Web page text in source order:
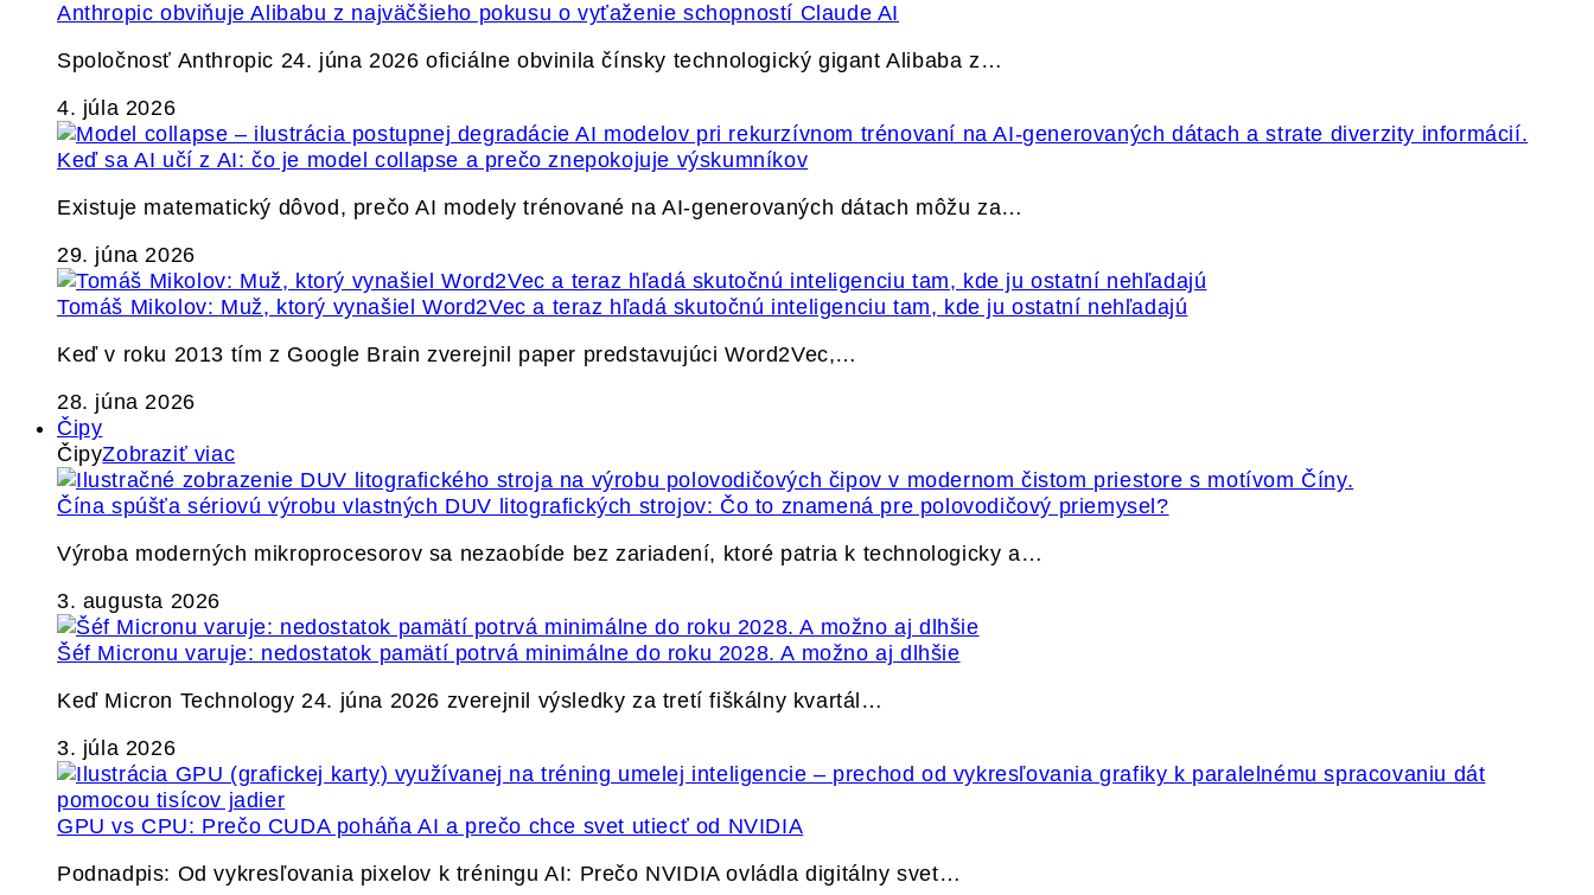
Anthropic obviňuje Alibabu z najväčšieho pokusu o vyťaženie schopností Claude AI
Spoločnosť Anthropic 24. júna 2026 oficiálne obvinila čínsky technologický gigant Alibaba z…
4. júla 2026
Keď sa AI učí z AI: čo je model collapse a prečo znepokojuje výskumníkov
Existuje matematický dôvod, prečo AI modely trénované na AI-generovaných dátach môžu za…
29. júna 2026
Tomáš Mikolov: Muž, ktorý vynašiel Word2Vec a teraz hľadá skutočnú inteligenciu tam, kde ju ostatní nehľadajú
Keď v roku 2013 tím z Google Brain zverejnil paper predstavujúci Word2Vec,…
28. júna 2026
Čipy
ČipyZobraziť viac
Čína spúšťa sériovú výrobu vlastných DUV litografických strojov: Čo to znamená pre polovodičový priemysel?
Výroba moderných mikroprocesorov sa nezaobíde bez zariadení, ktoré patria k technologicky a…
3. augusta 2026
Šéf Micronu varuje: nedostatok pamätí potrvá minimálne do roku 2028. A možno aj dlhšie
Keď Micron Technology 24. júna 2026 zverejnil výsledky za tretí fiškálny kvartál…
3. júla 2026
GPU vs CPU: Prečo CUDA poháňa AI a prečo chce svet utiecť od NVIDIA
Podnadpis: Od vykresľovania pixelov k tréningu AI: Prečo NVIDIA ovládla digitálny svet…